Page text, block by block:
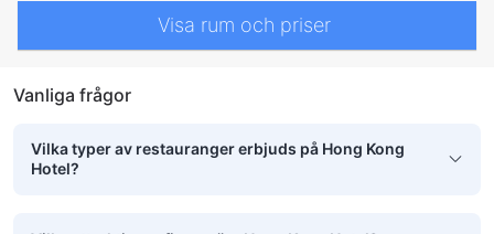
Visa rum och priser
Vanliga frågor
Vilka typer av restauranger erbjuds på Hong Kong
Hotel?